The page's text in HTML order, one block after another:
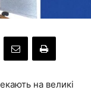
на великі